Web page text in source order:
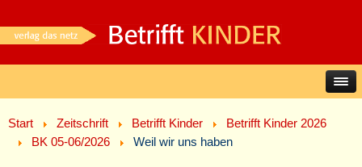
Start Zeitschrift Betrifft Kinder
Betrifft Kinder 2026
BK 05-06/2026
Weil wir uns haben